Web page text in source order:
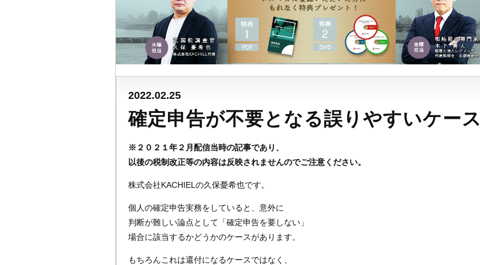
2022.02.25
確定申告が不要となる誤りやすいケース
※２０２１年２月配信当時の記事であり、
以後の税制改正等の内容は反映されませんのでご注意ください。
株式会社KACHIELの久保憂希也です。
個人の確定申告実務をしていると、意外に
判断が難しい論点として「確定申告を要しない」
場合に該当するかどうかのケースがあります。
もちろんこれは還付になるケースではなく、